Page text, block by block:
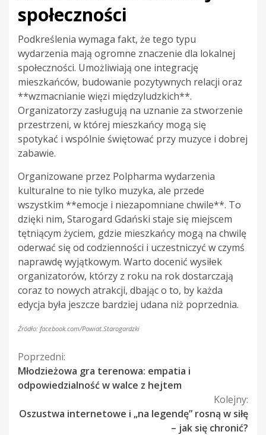
społeczności
Podkreślenia wymaga fakt, że tego typu
wydarzenia mają ogromne znaczenie dla lokalnej
społeczności. Umożliwiają one integrację
mieszkańców, budowanie pozytywnych relacji oraz
**wzmacnianie więzi międzyludzkich**.
Organizatorzy zasługują na uznanie za stworzenie
przestrzeni, w której mieszkańcy mogą się
spotykać i wspólnie świętować przy muzyce i dobrej
zabawie.
Organizowane przez Polpharma wydarzenia
kulturalne to nie tylko muzyka, ale przede
wszystkim **emocje i niezapomniane chwile**. To
dzięki nim, Starogard Gdański staje się miejscem
tętniącym życiem, gdzie mieszkańcy mogą na chwilę
oderwać się od codzienności i uczestniczyć w czymś
naprawdę wyjątkowym. Warto docenić wysiłek
organizatorów, którzy z roku na rok dostarczają
coraz to nowych atrakcji, dbając o to, by każda
edycja była jeszcze bardziej udana niż poprzednia.
Źródło: facebook.com/Powiat.Starogardzki
Kontynuuj
czytanie
Poprzedni:
Młodzieżowa gra terenowa: empatia i
odpowiedzialność w walce z hejtem
Kolejny:
Oszustwa internetowe i „na legendę” rosną w siłę
– jak się chronić?